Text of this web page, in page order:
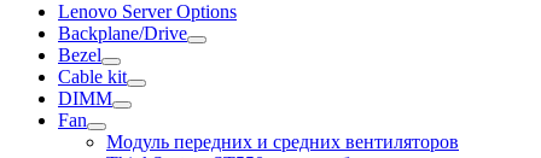
Lenovo Server Options
Backplane/Drive
Bezel
Cable kit
DIMM
Fan
Модуль передних и средних вентиляторов